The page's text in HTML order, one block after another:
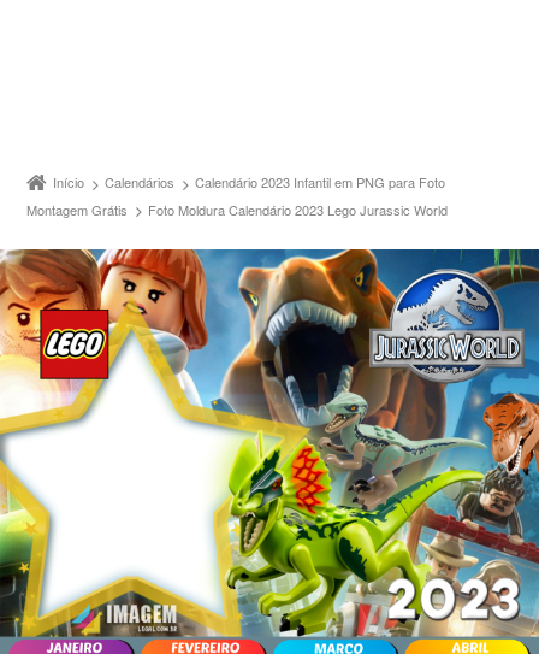
Início Calendários
Calendário 2023 Infantil em PNG para Foto
Montagem Grátis
Foto Moldura Calendário 2023 Lego Jurassic World